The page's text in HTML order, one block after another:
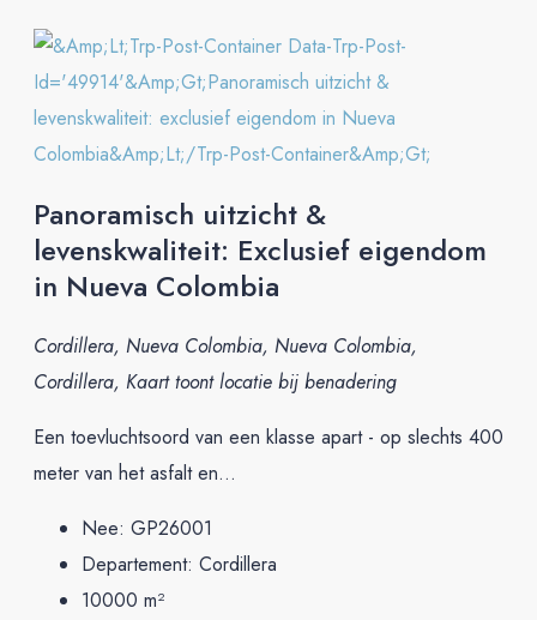
Panoramisch uitzicht &
levenskwaliteit: Exclusief eigendom
in Nueva Colombia
Cordillera, Nueva Colombia, Nueva Colombia,
Cordillera, Kaart toont locatie bij benadering
Een toevluchtsoord van een klasse apart - op slechts 400
meter van het asfalt en...
Nee: GP26001
Departement: Cordillera
10000 m²